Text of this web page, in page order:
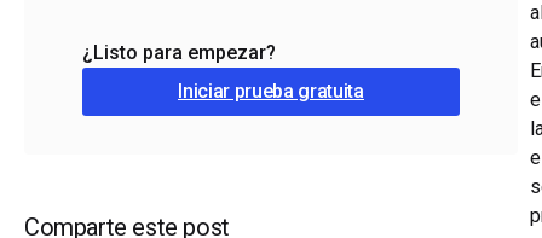
¿Listo para empezar?
Iniciar prueba gratuita
Comparte este post